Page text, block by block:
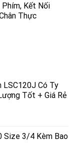
Kết Nối
Thực
LSC120J Có Ty
Tốt + Giá Rẻ
Size 3/4 Kèm Bao